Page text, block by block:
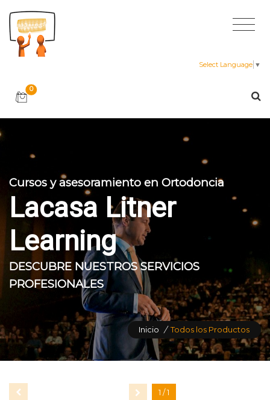
Select Language ▼
0
Cursos y asesoramiento en Ortodoncia
Lacasa Litner
Learning
DESCUBRE NUESTROS SERVICIOS
PROFESIONALES
Inicio / Todos los Productos
1 / 1